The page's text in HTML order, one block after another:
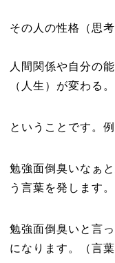
その人の性格（思
人間関係や自分の
（人生）が変わる
ということです。
勉強面倒臭いなぁ
う言葉を発します
勉強面倒臭いと言
になります。（言